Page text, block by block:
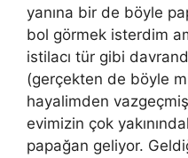
yanına bir de böyle
bol görmek isterdim
istilacı tür gibi
(gerçekten de böyle
hayalimden
evimizin çok
papağan geliyor.